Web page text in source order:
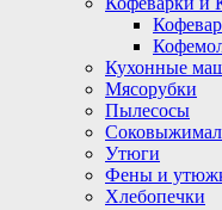
Кухонные
Мясорубки
Пылесосы
Утюги
Фены и
Хлебопечки